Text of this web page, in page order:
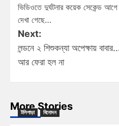
ভিডিওতে দুর্ঘটনার কয়েক সেকেন্ড
দেখা গেছে…
Next:
লন্ডনে ২ শিশুকন্যা অপেক্ষায়
আর ফেরা হল না
More Stories
টলিপাড়া বিনোদন